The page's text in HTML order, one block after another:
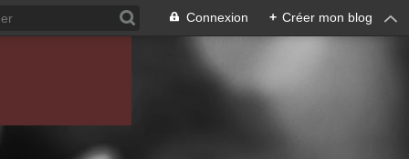
Connexion + Créer mon blog